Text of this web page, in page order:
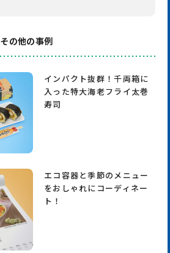
その他の事例
インパクト抜群！千両箱に
入った特大海老フライ太巻
寿司
エコ容器と季節のメニュー
をおしゃれにコーディネー
ト！